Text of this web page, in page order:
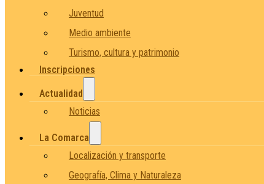
Juventud
Medio ambiente
Turismo, cultura y patrimonio
Inscripciones
Actualidad
Noticias
La Comarca
Localización y transporte
Geografía, Clima y Naturaleza